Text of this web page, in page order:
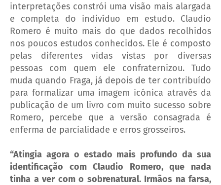
interpretações constrói uma visão mais alargada
e completa do indivíduo em estudo. Claudio
Romero é muito mais do que dados recolhidos
nos poucos estudos conhecidos. Ele é composto
pelas diferentes vidas vistas por diversas
pessoas com quem ele confraternizou. Tudo
muda quando Fraga, já depois de ter contribuído
para formalizar uma imagem icónica através da
publicação de um livro com muito sucesso sobre
Romero, percebe que a versão consagrada é
enferma de parcialidade e erros grosseiros.
“Atingia agora o estado mais profundo da sua
identificação com Claudio Romero, que nada
tinha a ver com o sobrenatural. Irmãos na farsa,